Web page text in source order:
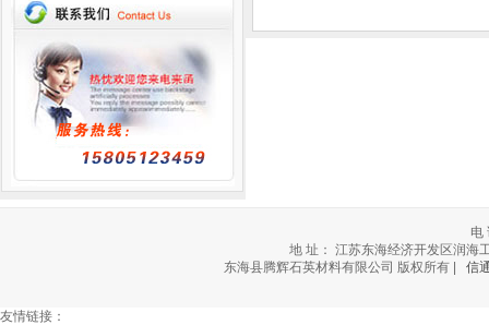
电
地 址： 江苏东海经济开发区润海
东海县腾辉石英材料有限公司 版权所有 | 信
友情链接：